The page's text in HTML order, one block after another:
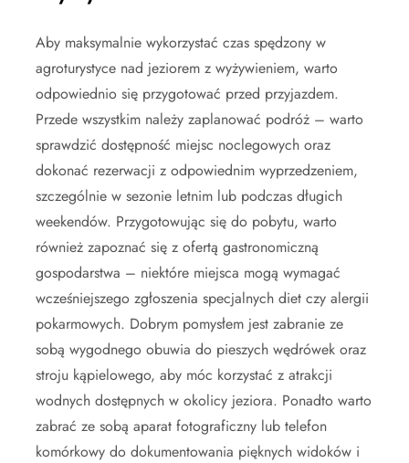
Aby maksymalnie wykorzystać czas spędzony w
agroturystyce nad jeziorem z wyżywieniem, warto
odpowiednio się przygotować przed przyjazdem.
Przede wszystkim należy zaplanować podróż – warto
sprawdzić dostępność miejsc noclegowych oraz
dokonać rezerwacji z odpowiednim wyprzedzeniem,
szczególnie w sezonie letnim lub podczas długich
weekendów. Przygotowując się do pobytu, warto
również zapoznać się z ofertą gastronomiczną
gospodarstwa – niektóre miejsca mogą wymagać
wcześniejszego zgłoszenia specjalnych diet czy alergii
pokarmowych. Dobrym pomysłem jest zabranie ze
sobą wygodnego obuwia do pieszych wędrówek oraz
stroju kąpielowego, aby móc korzystać z atrakcji
wodnych dostępnych w okolicy jeziora. Ponadto warto
zabrać ze sobą aparat fotograficzny lub telefon
komórkowy do dokumentowania pięknych widoków i